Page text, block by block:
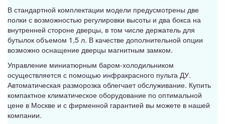
В стандартной комплектации модели предусмотрены две
полки с возможностью регулировки высоты и два бокса на
внутренней стороне дверцы, в том числе держатель для
бутылок объемом 1,5 л. В качестве дополнительной опции
возможно оснащение дверцы магнитным замком.
Управление миниатюрным баром-холодильником
осуществляется с помощью инфракрасного пульта ДУ.
Автоматическая разморозка облегчает обслуживание. Купить
компактное климатическое оборудование по оптимальной
цене в Москве и с фирменной гарантией вы можете в нашей
компании.